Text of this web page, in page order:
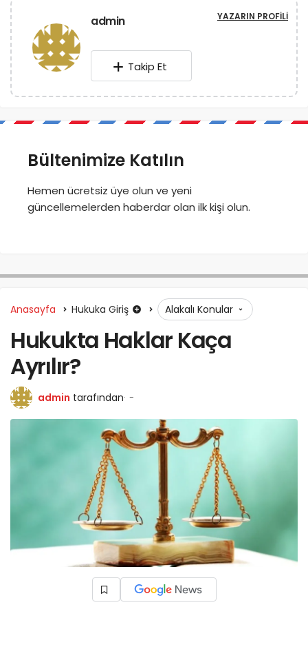
admin YAZARIN PROFILI
Takip Et
Bültenimize Katılın
Hemen ücretsiz üye olun ve yeni
güncellemelerden haberdar olan ilk kişi olun.
Anasayfa Hukuka Giriş Alakalı Konular
Hukukta Haklar Kaça
Ayrılır?
admin tarafından -